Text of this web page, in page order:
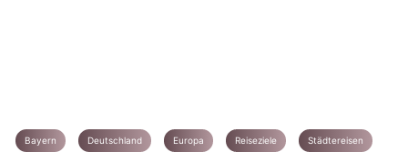
Bayern Deutschland Europa Reiseziele Städtereisen